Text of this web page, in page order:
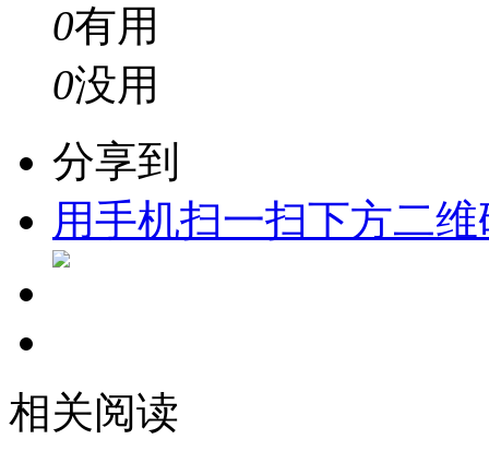
0有用
0没用
分享到
用手机扫一扫下方二
相关阅读